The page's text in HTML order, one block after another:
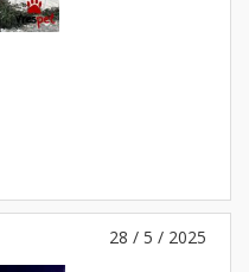
28 / 5 / 2025